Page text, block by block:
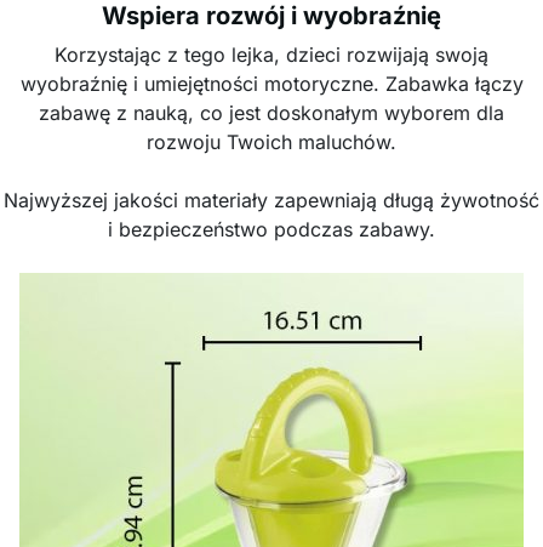
Wspiera rozwój i wyobraźnię
Korzystając z tego lejka, dzieci rozwijają swoją
wyobraźnię i umiejętności motoryczne. Zabawka łączy
zabawę z nauką, co jest doskonałym wyborem dla
rozwoju Twoich maluchów.
Najwyższej jakości materiały zapewniają długą żywotność
i bezpieczeństwo podczas zabawy.